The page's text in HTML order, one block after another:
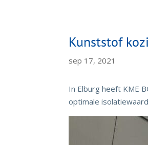
Kunststof
sep 17, 2021
In Elburg heeft KME
optimale